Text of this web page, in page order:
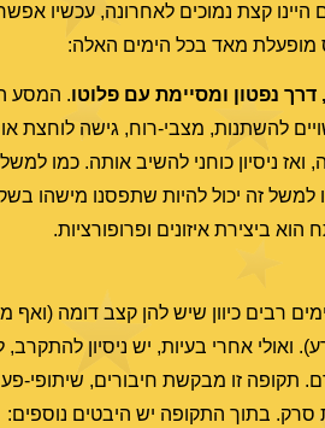
קצת נמוכים לאחרונה, עכשיו
מופעלת מאד בכל הימים האלה:
דרך נפטון ומסיימת עם פלוטו. המסע
להשתנות, מצבי-רוח, גישה לוחצת
ניסיון כוחני להשיב אותה. כמו
זה יכול להיות שתפסנו מישהו
הוא ביצירת איזונים ופרופורציות.
רבים כיוון שיש להן קצב דומה
ואולי אחרי בעיות, יש ניסיון
תקופה זו מבקשת חיבורים, שיתופי-
סרק. בתוך התקופה יש היבטים נוספים: